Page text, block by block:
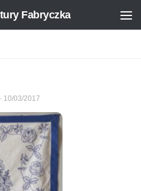
Fabryczka
· 10/03/2017